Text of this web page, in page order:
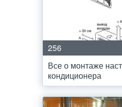
256
Все о монтаже
кондиционера